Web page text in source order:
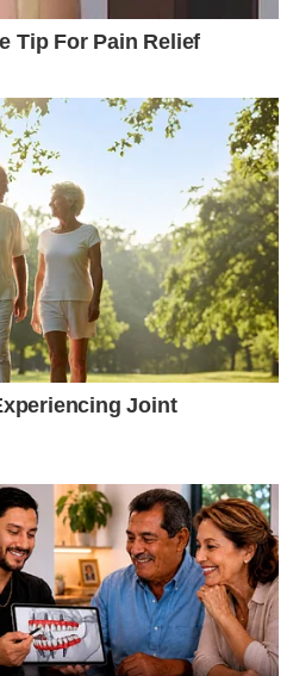
Tip For Pain Relief
Joint